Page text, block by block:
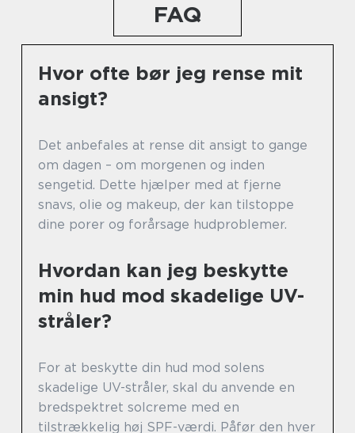
FAQ
Hvor ofte bør jeg rense mit
ansigt?
Det anbefales at rense dit ansigt to gange
om dagen – om morgenen og inden
sengetid. Dette hjælper med at fjerne
snavs, olie og makeup, der kan tilstoppe
dine porer og forårsage hudproblemer.
Hvordan kan jeg beskytte
min hud mod skadelige UV-
stråler?
For at beskytte din hud mod solens
skadelige UV-stråler, skal du anvende en
bredspektret solcreme med en
tilstrækkelig høj SPF-værdi. Påfør den hver